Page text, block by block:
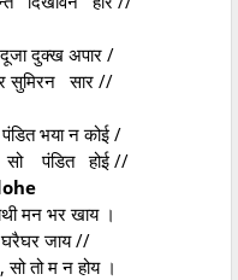
दुक्ख अपार /
सुमिरन सार //
भया न कोई /
पंडित होई //
मन भर खाय ।
जाय //
तो म न होय ।